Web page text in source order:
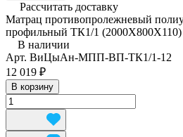
Рассчитать доставку
Матрац противопролежневый
профильный ТК1/1 (2000Х800Х110)
В наличии
Арт. ВиЦыАн-МПП-ВП-ТК1/1-12
12 019 ₽
В корзину